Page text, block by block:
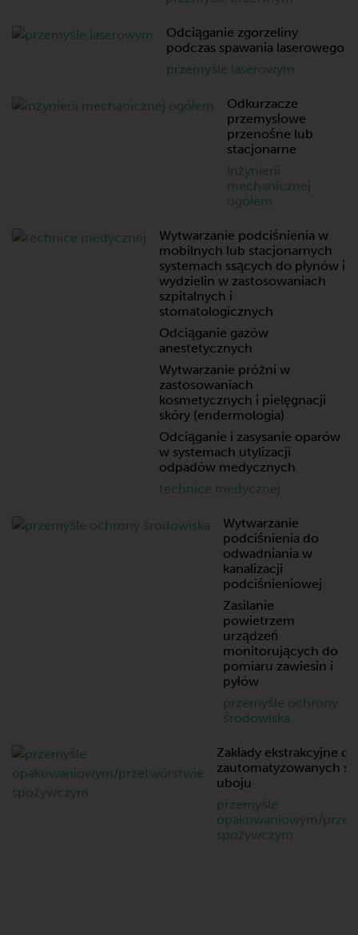
Odciąganie zgorzeliny
podczas spawania laserowego
przemyśle laserowym
Odkurzacze
przemysłowe
przenośne lub
stacjonarne
inżynierii
mechanicznej
ogółem
Wytwarzanie podciśnienia w
mobilnych lub stacjonarnych
systemach ssących do płynów i
wydzielin w zastosowaniach
szpitalnych i
stomatologicznych
Odciąganie gazów
anestetycznych
Wytwarzanie próżni w
zastosowaniach
kosmetycznych i pielęgnacji
skóry (endermologia)
Odciąganie i zasysanie oparów
w systemach utylizacji
odpadów medycznych
technice medycznej
Wytwarzanie
podciśnienia do
odwadniania w
kanalizacji
podciśnieniowej
Zasilanie
powietrzem
urządzeń
monitorujących do
pomiaru zawiesin i
pyłów
przemyśle ochrony
środowiska
Zakłady ekstrakcyjne do
zautomatyzowanych
uboju
przemyśle
opakowaniowym/
spożywczym